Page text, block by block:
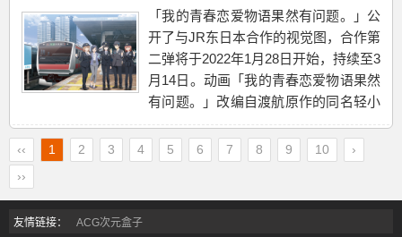
「我的青春恋爱物语果然有问题。」公
开了与JR东日本合作的视觉图，合作第
二弹将于2022年1月28日开始，持续至3
月14日。动画「我的青春恋爱物语果然
有问题。」改编自渡航原作的同名轻小
老师带到全校第一美少女雪之下雪乃面
前，加入了社团“侍奉部”之后发生的故
‹‹ 1 2 3 4 5 6 7 8 9 10
›
››
友情链接： ACG次元盒子